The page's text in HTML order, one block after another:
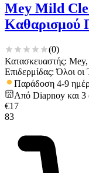
Mey Mild
Καθαρισμού
(0)
Κατασκευαστής:
Επιδερμίδας: Όλοι
Παράδοση 4-9
Από Diapnoy και 3
€17
83